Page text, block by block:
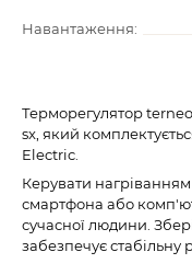
Навантаження:
Терморегулятор
sx, який
Electric.
Керувати нагріванням
смартфона або
сучасної людини.
забезпечує стабільну